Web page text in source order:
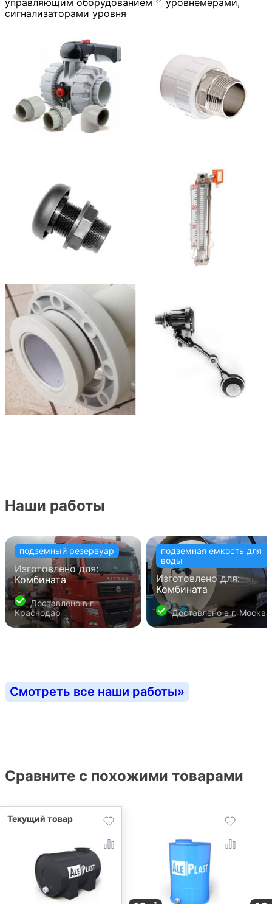
Наши работы
подземный резервуар
Изготовлено для:
Комбината
Доставлено вг.
Краснодар
подземная емкость для
воды
Изготовлено для:
Комбината
Доставлено вг. Москва
Смотреть все наши работы»
сигнализаторами уровня
Сравните с похожими товарами